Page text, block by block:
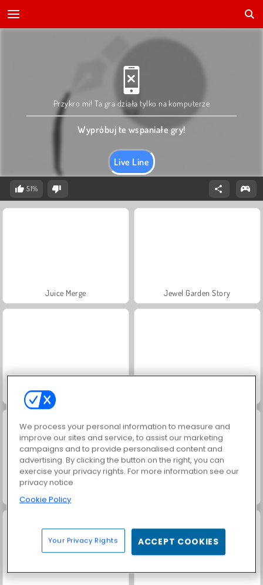
Live Line
Przykro mi! Ta gra działa tylko na komputerze
Wypróbuj te wspaniałe gry!
51%
Juice Merge Jewel Garden Story
Grand Mahjong Connect
We process your personal information to measure and
improve our sites and service, to assist our marketing
campaigns and to provide personalised content and
advertising. By clicking the button on the right, you can
exercise your privacy rights. For more information see our
privacy notice
Cookie Policy
Your Privacy Rights ACCEPT COOKIES